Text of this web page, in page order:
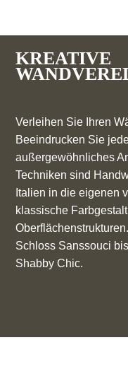
KREATIVE
Verleihen Sie Ihren
Beeindrucken Sie
außergewöhnliches
Techniken sind
Italien in die eigenen
klassische
Schloss Sanssouci
Shabby Chic.